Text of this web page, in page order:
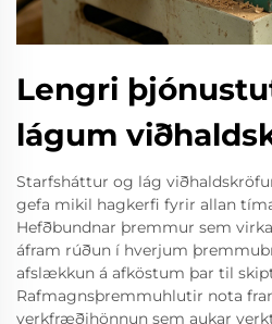
Lengri
lágum
Starfsháttur og lág
gefa mikil hagkerfi fyrir allan
Hefðbundnar þremmur sem
áfram rúðun í hverjum
afslækkun á afköstum þar til
Rafmagnsþremmuhlutir nota
verkfræðihönnun sem aukar